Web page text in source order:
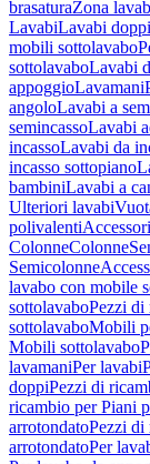
brasaturaZona
LavabiLavabi doppi
mobili sottolavabo
sottolavaboLavabi
appoggioLavamani
angoloLavabi a
semincassoLavabi
incassoLavabi da
incasso sottopiano
bambiniLavabi a
Ulteriori lavabi
polivalentiAccessori
ColonneColonne
Semicolonne
lavabo con mobile
sottolavaboPezzi di
sottolavaboMobili
Mobili sottolavabo
lavamaniPer lavabi
doppiPezzi di
ricambio per Piani
arrotondatoPezzi di
arrotondatoPer